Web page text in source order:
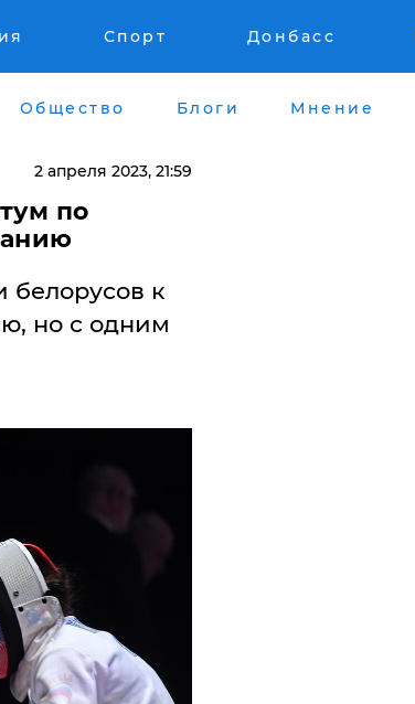
Спорт Донбасс
Общество Блоги Мнение
2 апреля 2023, 21:59
по
белорусов к
но с одним